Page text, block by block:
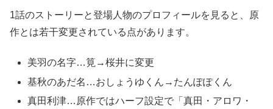
1話のストーリーと登場人物のプロフィールを見ると、原
作とは若干変更されている点があります。
美羽の名字…筧→桜井に変更
基秋のあだ名…おしょうゆくん→たんぽぽくん
真田利津…原作ではハーフ設定で「真田・アロワ・